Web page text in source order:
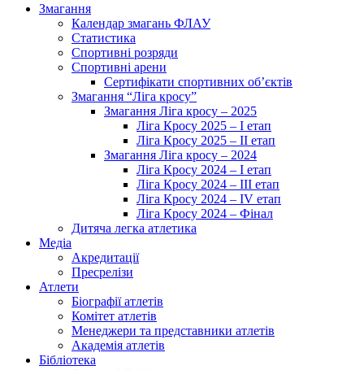
Змагання
Календар змагань ФЛАУ
Статистика
Спортивні розряди
Спортивні арени
Сертифікати спортивних об’єктів
Змагання “Ліга кросу”
Змагання Ліга кросу – 2025
Ліга Кросу 2025 – I етап
Ліга Кросу 2025 – II етап
Змагання Ліга кросу – 2024
Ліга Кросу 2024 – I етап
Ліга Кросу 2024 – III етап
Ліга Кросу 2024 – IV етап
Ліга Кросу 2024 – Фінал
Дитяча легка атлетика
Медіа
Акредитації
Пресрелізи
Атлети
Біографії атлетів
Комітет атлетів
Менеджери та представники атлетів
Академія атлетів
Бібліотека